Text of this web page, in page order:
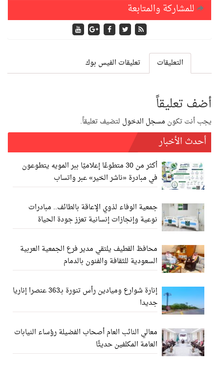
للمشاركة والمتابعة
التعليقات تعليقات الفيس بوك
أضف تعليقاً
يجب أنت تكون مسجل الدخول لتضيف تعليقاً.
أحدث الأخبار
أكثر من 30 متطوعًا إعلاميًا ببر المويه يتطوعون
في مبادرة «ناشر الخير» عبر واتساب
جمعية الوفاء لذوي الإعاقة بالطائف.. مبادرات
نوعية وإنجازات إنسانية تعزز جودة الحياة
محافظ القطيف يلتقي مدير فرع الجمعية العربية
السعودية للثقافة والفنون بالدمام
إنارة شوارع وميادين رأس تنورة بـ363 عنصرا إناريا
جديدا
معالي النائب العام أصحاب الفضيلة رؤساء النيابات
العامة المكلفين حديثًا